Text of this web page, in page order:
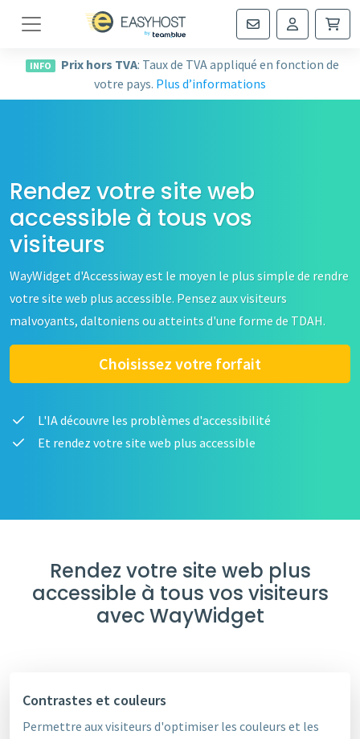
Navigation
INFO Prix hors TVA: Taux de TVA appliqué en fonction de
votre pays. Plus d’informations
Rendez votre site web
accessible à tous vos
visiteurs
WayWidget d'Accessiway est le moyen le plus simple de rendre
votre site web plus accessible. Pensez aux visiteurs
malvoyants, daltoniens ou atteints d'une forme de TDAH.
Choisissez votre forfait
L'IA découvre les problèmes d'accessibilité
Et rendez votre site web plus accessible
Rendez votre site web plus
accessible à tous vos visiteurs
avec WayWidget
Contrastes et couleurs
Permettre aux visiteurs d'optimiser les couleurs et les